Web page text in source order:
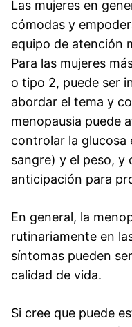
Las mujeres en
cómodas y
equipo de atención
Para las mujeres
o tipo 2, puede ser
abordar el tema y
menopausia puede
controlar la glucosa
sangre) y el peso, y
anticipación para
En general, la
rutinariamente en
síntomas pueden
calidad de vida.
Si cree que puede